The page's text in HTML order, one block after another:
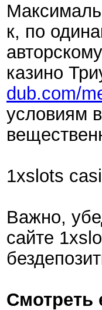
к, по
казино
dub.com/
условиям
1xslots
Важно,
сайте
Смотреть